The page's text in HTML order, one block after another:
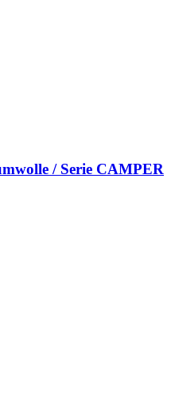
/ Serie CAMPER